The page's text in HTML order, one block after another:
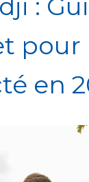
:
pour
en